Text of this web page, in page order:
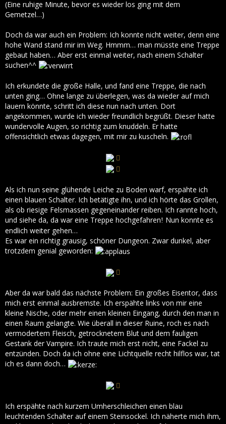
(Eine ruhige Minute, bevor es wieder los ging mit dem
Gemetzel…)
Doch da war auch ein Problem: Ich konnte nicht weiter, denn eine
hohe Wand stand mir im Weg. Hmmm… man müsste eine Treppe
gebaut haben… Aber erst einmal weiter, nach einem Schalter
suchen^^
Ich erkundete die große Halle, und fand eine Treppe, die nach
unten ging… Ohne lange zu überlegen, was da wieder auf mich
lauern könnte, schritt ich diese nun nach unten. Dort
angekommen, wurde ich wieder freundlich begrüßt. Dieser hatte
wundervolle Augen, so richtig zum knuddeln. Er hatte
offensichtlich etwas dagegen, mit mir zu kuscheln.
Als ich nun seine glühende Leiche zu Boden warf, erspähte ich
einen blauen Schalter. Ich betätigte ihn, und ich hörte das Grollen,
als ob riesige Felsmassen gegeneinander reiben. Ich rannte hoch,
und siehe da, da war eine Treppe hochgefahren! Nun konnte es
endlich weiter gehen…
Es war ein richtig grausig, schöner Dungeon. Zwar dunkel, aber
trotzdem genial geworden:
Aber da war bald das nächste Problem: Ein großes Eisentor, dass
mich erst einmal ausbremste. Ich erspähte links von mir eine
kleine Nische, oder mehr einen kleinen Eingang, durch den man in
einen Raum gelangte. Wie überall in dieser Ruine, roch es nach
vermodertem Fleisch, getrocknetem Blut und dem fauligen
Gestank der Vampire. Ich traute mich erst nicht, eine Fackel zu
entzünden. Doch da ich ohne eine Lichtquelle recht hilflos war, tat
ich es dann doch…
Ich erspähte nach kurzem Umherschleichen einen blau
leuchtenden Schalter auf einem Steinsockel. Ich näherte mich ihm,